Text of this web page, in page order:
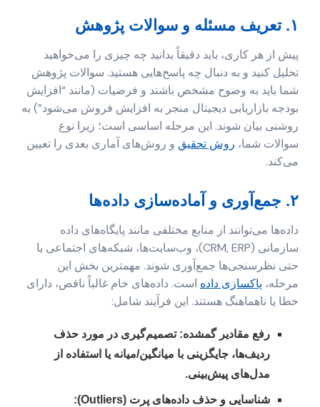
۱. تعریف مسئله و سوالات پژوهش
پیش از هر کاری، باید دقیقاً بدانید چه چیزی را می‌خواهید
تحلیل کنید و به دنبال چه پاسخ‌هایی هستید. سوالات پژوهش
شما باید به وضوح مشخص باشند و فرضیات (مانند “افزایش
بودجه بازاریابی دیجیتال منجر به افزایش فروش می‌شود”) به
روشنی بیان شوند. این مرحله اساسی است؛ زیرا نوع
سوالات شما، روش تحقیق و روش‌های آماری بعدی را تعیین
می‌کند.
۲. جمع‌آوری و آماده‌سازی داده‌ها
داده‌ها می‌توانند از منابع مختلفی مانند پایگاه‌های داده
سازمانی (CRM, ERP)، وب‌سایت‌ها، شبکه‌های اجتماعی یا
حتی نظرسنجی‌ها جمع‌آوری شوند. مهمترین بخش این
مرحله، پاکسازی داده است. داده‌های خام غالباً ناقص، دارای
خطا یا ناهماهنگ هستند. این فرآیند شامل:
رفع مقادیر گمشده: تصمیم‌گیری در مورد حذف
ردیف‌ها، جایگزینی با میانگین/میانه یا استفاده از
مدل‌های پیش‌بینی.
شناسایی و حذف داده‌های پرت (Outliers):